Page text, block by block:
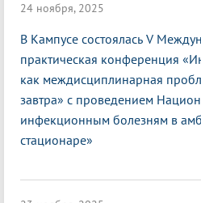
24 ноября, 2025
В Кампусе состоялась V
практическая конференция
как междисциплинарная
завтра» с проведением
инфекционным болезням в
стационаре»